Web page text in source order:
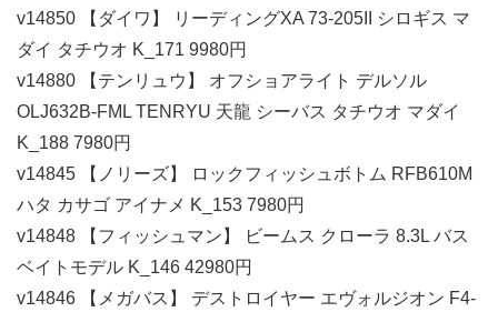
v14850 【ダイワ】 リーディングXA 73-205II シロギス マ
ダイ タチウオ K_171 9980円
v14880 【テンリュウ】 オフショアライト デルソル
OLJ632B-FML TENRYU 天龍 シーバス タチウオ マダイ
K_188 7980円
v14845 【ノリーズ】 ロックフィッシュボトム RFB610M
ハタ カサゴ アイナメ K_153 7980円
v14848 【フィッシュマン】 ビームス クローラ 8.3L バス
ベイトモデル K_146 42980円
v14846 【メガバス】 デストロイヤー エヴォルジオン F4-